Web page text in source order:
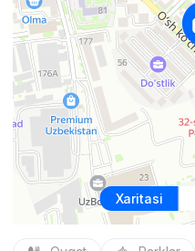
Xaritasi